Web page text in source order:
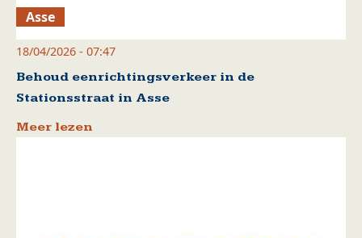
Asse
18/04/2026 - 07:47
Behoud eenrichtingsverkeer in de
Stationsstraat in Asse
Meer lezen